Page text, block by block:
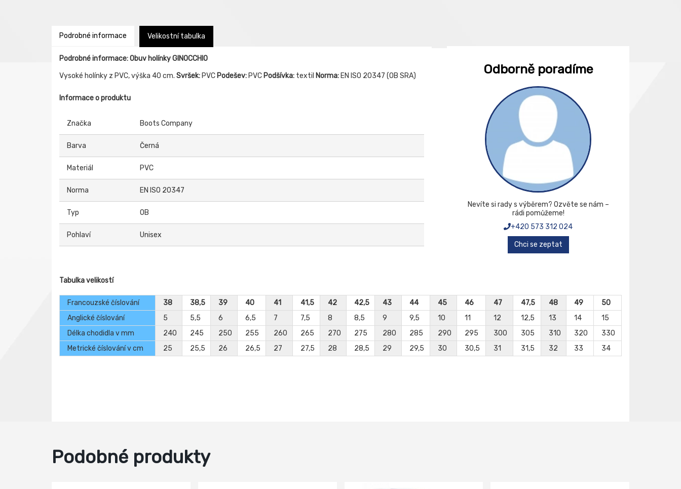
Podrobné informace Velikostní tabulka
Podrobné informace: Obuv holínky GINOCCHIO
Vysoké holínky z PVC, výška 40 cm. Svršek: PVC Podešev: PVC Podšívka: textil Norma: EN ISO 20347 (OB SRA)
Informace o produktu
Značka Boots Company
Barva Černá
Materiál PVC
Norma EN ISO 20347
Typ OB
Pohlaví Unisex
Odborně poradíme
Nevíte si rady s výběrem? Ozvěte se nám –
rádi pomůžeme!
+420 573 312 024
Chci se zeptat
Tabulka velikostí
Francouzské číslování 38 38,5 39 40 41 41,5 42 42,5 43 44 45 46 47 47,5 48 49
50
Anglické číslování
5 5,5 6 6,5 7 7,5 8 8,5 9 9,5 10 11 12 12,5 13 14
15
Délka chodidla v mm
240 245 250 255 260 265 270 275 280 285 290 295 300 305 310 320
330
Metrické číslování v cm
25 25,5 26 26,5 27 27,5 28 28,5 29 29,5 30 30,5 31 31,5 32 33 34
Podobné produkty